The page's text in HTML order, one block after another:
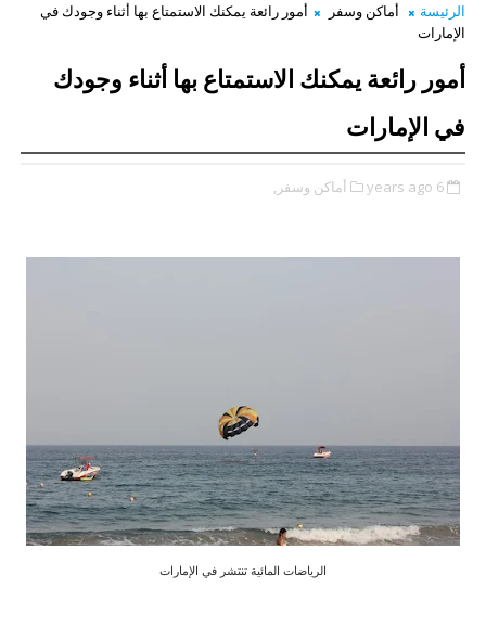
الرئيسة أماكن وسفر
أمور رائعة يمكنك الاستمتاع بها أثناء وجودك في
الإمارات
أمور رائعة يمكنك الاستمتاع بها أثناء وجودك
في الإمارات
6 years ago أماكن وسفر,
الرياضات المائية تنتشر في الإمارات